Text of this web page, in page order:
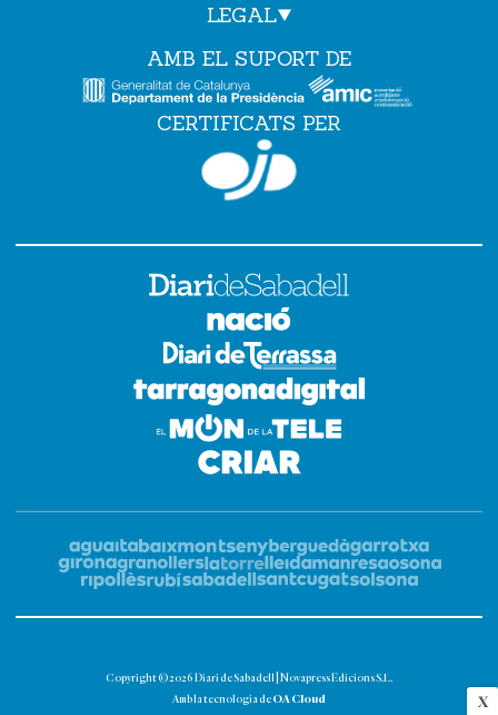
X
LEGAL
AMB EL SUPORT DE
CERTIFICATS PER
Copyright © 2026 Diari de Sabadell | Novapress Edicions S.L.
Amb la tecnologia de OA Cloud